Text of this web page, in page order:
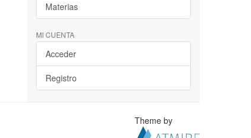
Materias
MI CUENTA
Acceder
Registro
Theme by